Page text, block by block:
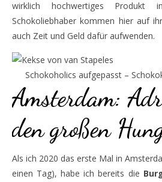
wirklich hochwertiges Produkt
Schokoliebhaber kommen hier auf
auch Zeit und Geld dafür aufwenden.
Schokoholics aufgepasst –
Amsterdam:
den großen
Als ich 2020 das erste Mal in
einen Tag), habe ich bereits die